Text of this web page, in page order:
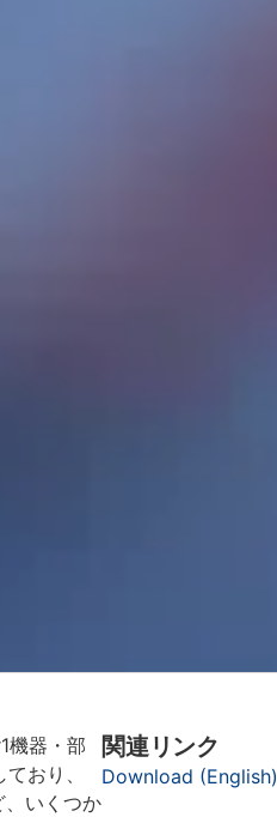
機器・部
おり、
いくつか
関連リンク
Download (English)